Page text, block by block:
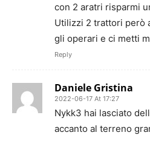
con 2 aratri risparmi
Utilizzi 2 trattori però
gli operari e ci metti
Reply
Daniele Gristina
2022-06-17 At 17:27
Nykk3 hai lasciato
accanto al terreno